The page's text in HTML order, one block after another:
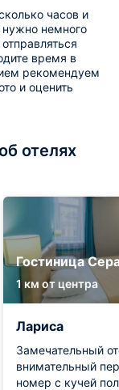
часов и
нужно немного
время в
рекомендуем
и оценить
отелях
Гостиница
1 км от центра
Лариса
Замечательный
внимательный
номер с кучей